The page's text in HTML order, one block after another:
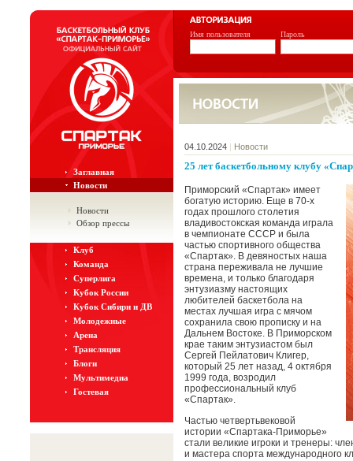
Имя пользователя Пароль
Заглавная
Новости
Новости
Обзор прессы
Клуб
Команда
Суперлига
Кубок России
Кубок Сибири и ДВ
Молодежные
Арена
Трансляция
Блоги
Мультимедиа
Гостевая
04.10.2024 | Новости
25 лет баскетбольному клубу
Приморский «Спартак» имеет
богатую историю. Еще в 70-х
годах прошлого столетия
владивостокская команда играла
в чемпионате СССР и была
частью спортивного общества
«Спартак». В девяностых наша
страна переживала не лучшие
времена, и только благодаря
энтузиазму настоящих
любителей баскетбола на
местах лучшая игра с мячом
сохранила свою прописку и на
Дальнем Востоке. В Приморском
крае таким энтузиастом был
Сергей Пейлатович Клигер,
который 25 лет назад, 4 октября
1999 года, возродил
профессиональный клуб
«Спартак».
Частью четвертьвековой
истории «Спартака-Приморье»
стали великие игроки и тренеры:
и мастера спорта международного